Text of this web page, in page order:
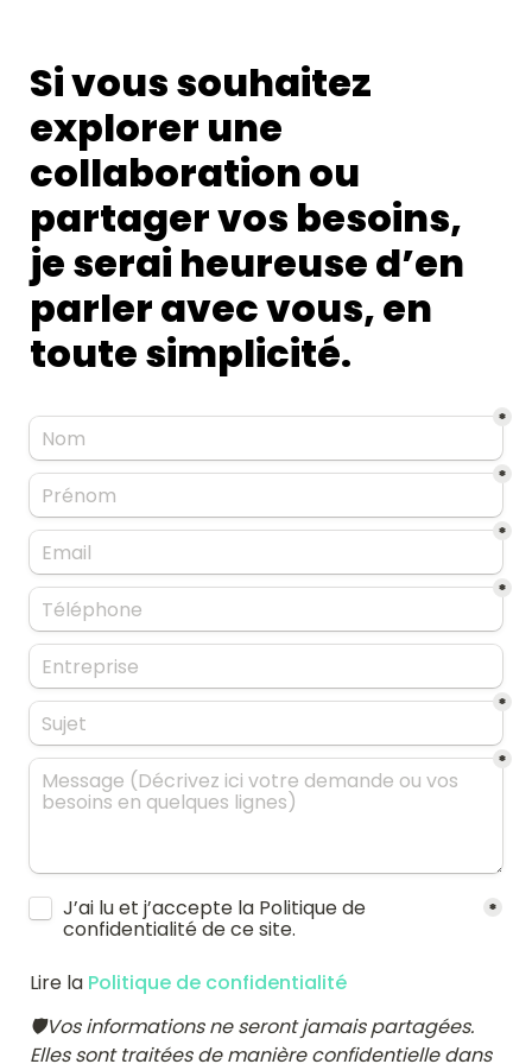
Si vous souhaitez
explorer une
collaboration ou
partager vos besoins,
je serai heureuse d’en
parler avec vous, en
toute simplicité.
*
*
*
*
*
*
Untitled checkboxes field
J’ai lu et j’accepte la Politique de
confidentialité de ce site.
*
Lire la Politique de confidentialité
Elles sont traitées de manière confidentielle dans